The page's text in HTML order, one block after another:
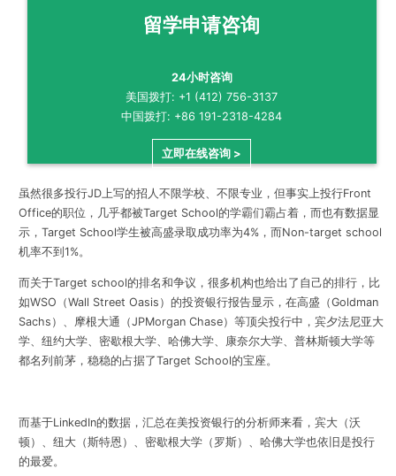
留学申请咨询
24小时咨询
美国拨打: +1 (412) 756-3137
中国拨打: +86 191-2318-4284
立即在线咨询 >
虽然很多投行JD上写的招人不限学校、不限专业，但事实上投行Front
Office的职位，几乎都被Target School的学霸们霸占着，而也有数据显
示，Target School学生被高盛录取成功率为4%，而Non-target school
机率不到1%。
而关于Target school的排名和争议，很多机构也给出了自己的排行，比
如WSO（Wall Street Oasis）的投资银行报告显示，在高盛（Goldman
Sachs）、摩根大通（JPMorgan Chase）等顶尖投行中，宾夕法尼亚大
学、纽约大学、密歇根大学、哈佛大学、康奈尔大学、普林斯顿大学等
都名列前茅，稳稳的占据了Target School的宝座。
而基于LinkedIn的数据，汇总在美投资银行的分析师来看，宾大（沃
顿）、纽大（斯特恩）、密歇根大学（罗斯）、哈佛大学也依旧是投行
的最爱。